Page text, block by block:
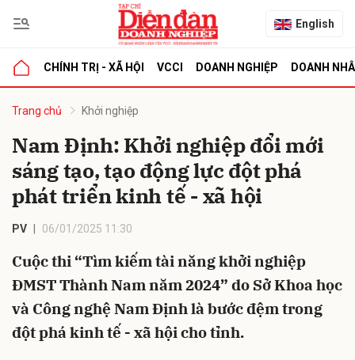
English
CHÍNH TRỊ - XÃ HỘI VCCI DOANH NGHIỆP DOANH
Trang chủ Khởi nghiệp
Nam Định: Khởi nghiệp đổi mới
sáng tạo, tạo động lực đột phá
phát triển kinh tế - xã hội
PV 06/01/2025 11:30
Cuộc thi “Tìm kiếm tài năng khởi nghiệp
ĐMST Thành Nam năm 2024” do Sở Khoa học
và Công nghệ Nam Định là bước đệm trong
đột phá kinh tế - xã hội cho tỉnh.
luận
Hủy